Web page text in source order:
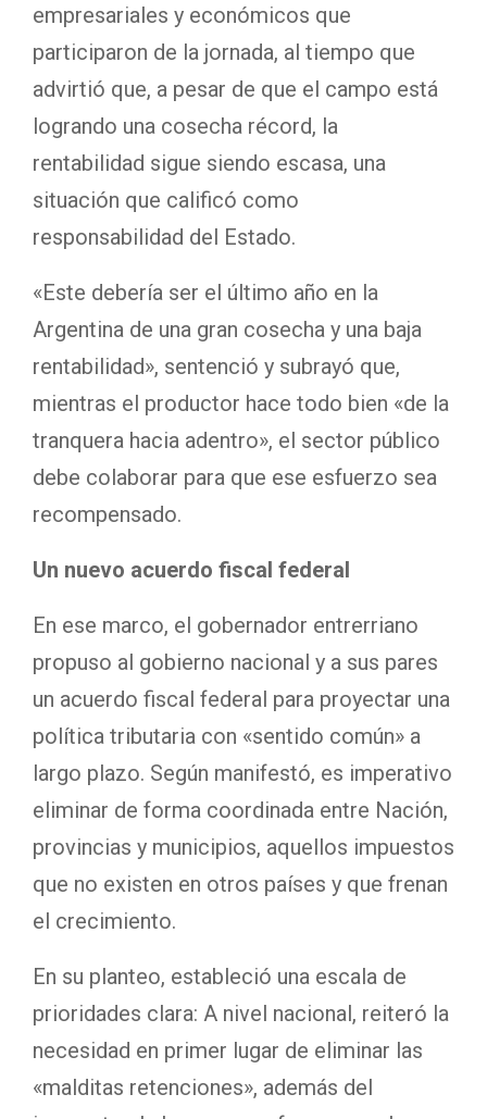
empresariales y económicos que
participaron de la jornada, al tiempo que
advirtió que, a pesar de que el campo está
logrando una cosecha récord, la
rentabilidad sigue siendo escasa, una
situación que calificó como
responsabilidad del Estado.
«Este debería ser el último año en la
Argentina de una gran cosecha y una baja
rentabilidad», sentenció y subrayó que,
mientras el productor hace todo bien «de la
tranquera hacia adentro», el sector público
debe colaborar para que ese esfuerzo sea
recompensado.
Un nuevo acuerdo fiscal federal
En ese marco, el gobernador entrerriano
propuso al gobierno nacional y a sus pares
un acuerdo fiscal federal para proyectar una
política tributaria con «sentido común» a
largo plazo. Según manifestó, es imperativo
eliminar de forma coordinada entre Nación,
provincias y municipios, aquellos impuestos
que no existen en otros países y que frenan
el crecimiento.
En su planteo, estableció una escala de
prioridades clara: A nivel nacional, reiteró la
necesidad en primer lugar de eliminar las
«malditas retenciones», además del